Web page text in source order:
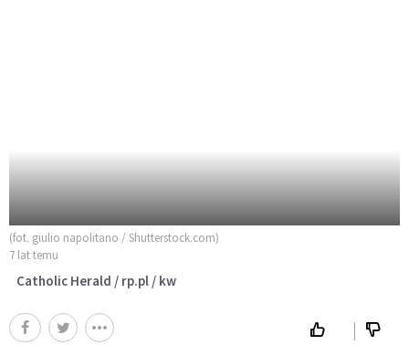
(fot. giulio napolitano / Shutterstock.com)
7 lat temu
Catholic Herald / rp.pl / kw